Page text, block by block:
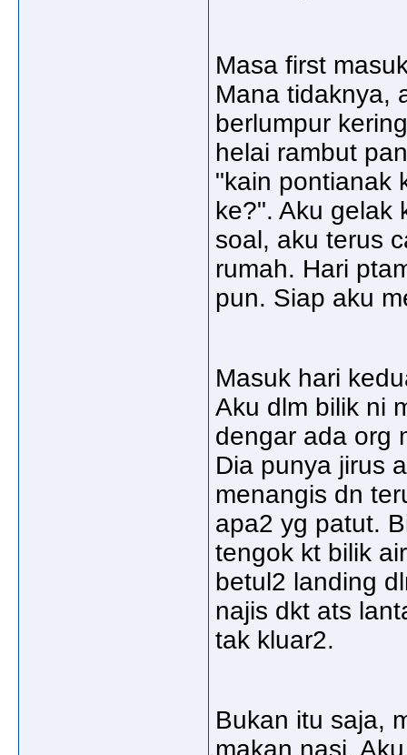
Masa first
Mana tidaknya,
berlumpur
helai rambut
"kain pontianak
ke?". Aku gelak
soal, aku terus
rumah. Hari
pun. Siap aku
Masuk hari
Aku dlm bilik ni
dengar ada org
Dia punya jirus
menangis dn
apa2 yg patut.
tengok kt bilik
betul2 landing
najis dkt ats
tak kluar2.
Bukan itu saja,
makan nasi.